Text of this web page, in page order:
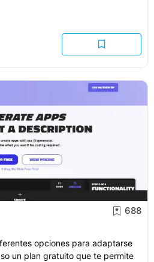
688
opciones para adaptarse
un plan gratuito que te permite